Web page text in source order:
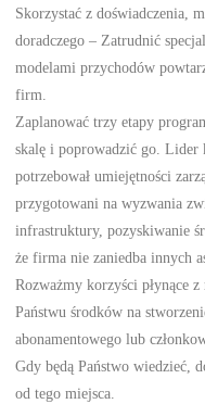
Skorzystać z doświadczenia,
doradczego – Zatrudnić
modelami przychodów
firm.
Zaplanować trzy etapy
skalę i poprowadzić go. Lider
potrzebował umiejętności
przygotowani na wyzwania
infrastruktury, pozyskiwanie
że firma nie zaniedba innych
Rozważmy korzyści płynące
Państwu środków na
abonamentowego lub
Gdy będą Państwo wiedzieć,
od tego miejsca.